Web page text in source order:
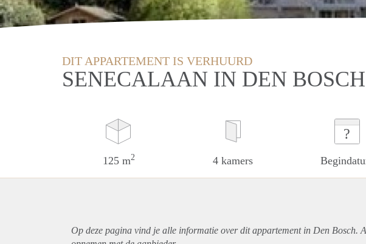
DIT APPARTEMENT IS VERHUURD
SENECALAAN IN DEN BOSCH
125 m2 4 kamers
?
Op deze pagina vind je alle informatie over ditappartementin Den Bosch.